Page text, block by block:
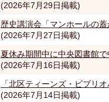
(2026年7月29日掲載)
歴史講演会「マンホールの
(2026年7月27日掲載)
夏休み期間中に中央図書館
(2026年7月16日掲載)
「北区ティーンズ・ビブリ
(2026年7月14日掲載)